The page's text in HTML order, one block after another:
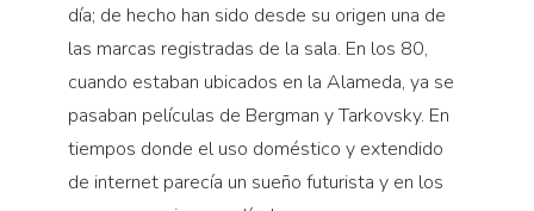
día; de hecho han sido desde su origen una de
las marcas registradas de la sala. En los 80,
cuando estaban ubicados en la Alameda, ya se
pasaban películas de Bergman y Tarkovsky. En
tiempos donde el uso doméstico y extendido
de internet parecía un sueño futurista y en los